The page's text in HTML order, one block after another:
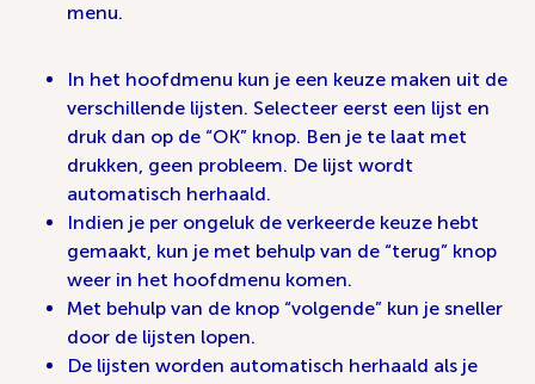
menu.
In het hoofdmenu kun je een keuze maken uit de
verschillende lijsten. Selecteer eerst een lijst en
druk dan op de “OK” knop. Ben je te laat met
drukken, geen probleem. De lijst wordt
automatisch herhaald.
Indien je per ongeluk de verkeerde keuze hebt
gemaakt, kun je met behulp van de “terug” knop
weer in het hoofdmenu komen.
Met behulp van de knop “volgende” kun je sneller
door de lijsten lopen.
De lijsten worden automatisch herhaald als je